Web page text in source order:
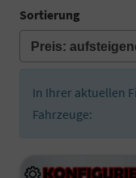
Sortierung
In Ihrer aktuellen
Fahrzeuge: